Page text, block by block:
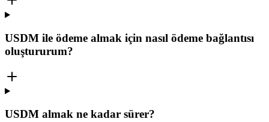
USDM ile ödeme almak için nasıl ödeme bağlantısı
oluştururum?
USDM almak ne kadar sürer?